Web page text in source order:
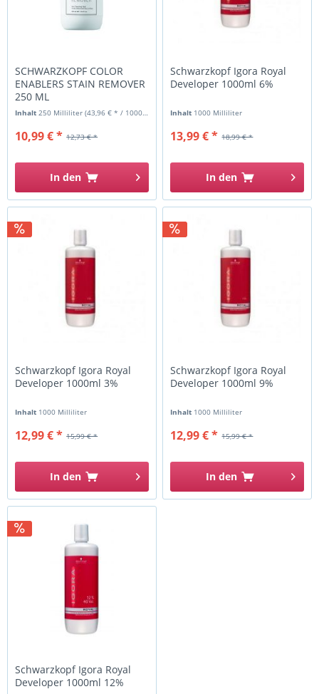
SCHWARZKOPF COLOR
ENABLERS STAIN REMOVER
250 ML
Inhalt250 Milliliter(43,96 € * / 1000 Milliliter)
12,73 € *
10,99 € *
In den
Schwarzkopf Igora Royal
Developer 1000ml 6%
Inhalt 1000 Milliliter
18,99 € *
13,99 € *
In den
Schwarzkopf Igora Royal
Developer 1000ml 3%
Inhalt 1000 Milliliter
15,99 € *
12,99 € *
In den
Schwarzkopf Igora Royal
Developer 1000ml 9%
Inhalt 1000 Milliliter
15,99 € *
12,99 € *
In den
Schwarzkopf Igora Royal
Developer 1000ml 12%